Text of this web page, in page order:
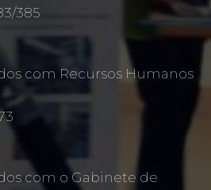
385
com Recursos Humanos
com o Gabinete de